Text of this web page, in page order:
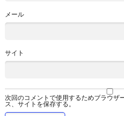
メール
サイト
次回のコメントで使用するためブラウザ
ス、サイトを保存する。